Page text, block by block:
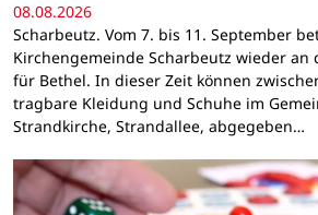
08.08.2026
Scharbeutz. Vom 7. bis 11. September
Kirchengemeinde Scharbeutz wieder an
für Bethel. In dieser Zeit können
tragbare Kleidung und Schuhe im
Strandkirche, Strandallee, abgegeben…